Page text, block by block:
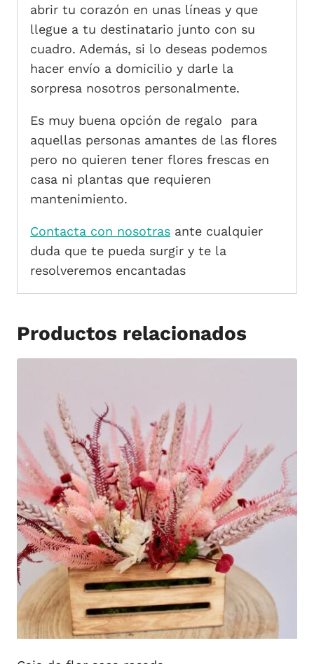
abrir tu corazón en unas líneas y que
llegue a tu destinatario junto con su
cuadro. Además, si lo deseas podemos
hacer envío a domicilio y darle la
sorpresa nosotros personalmente.
Es muy buena opción de regalo para
aquellas personas amantes de las flores
pero no quieren tener flores frescas en
casa ni plantas que requieren
mantenimiento.
Contacta con nosotras ante cualquier
duda que te pueda surgir y te la
resolveremos encantadas
Productos relacionados